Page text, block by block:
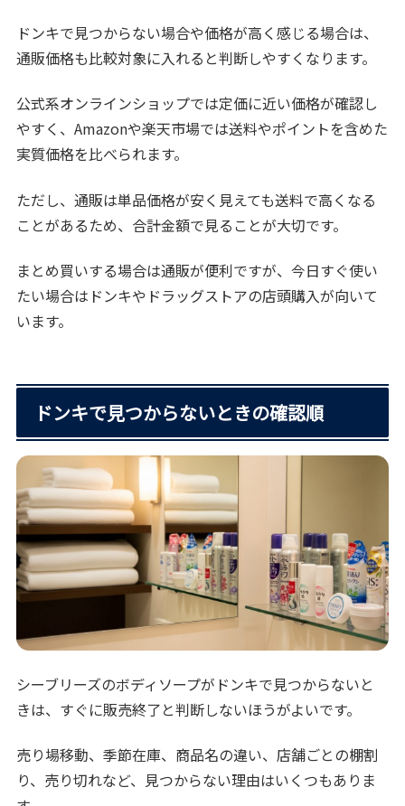
ドンキで見つからない場合や価格が高く感じる場合は、
通販価格も比較対象に入れると判断しやすくなります。
公式系オンラインショップでは定価に近い価格が確認し
やすく、Amazonや楽天市場では送料やポイントを含めた
実質価格を比べられます。
ただし、通販は単品価格が安く見えても送料で高くなる
ことがあるため、合計金額で見ることが大切です。
まとめ買いする場合は通販が便利ですが、今日すぐ使い
たい場合はドンキやドラッグストアの店頭購入が向いて
います。
ドンキで見つからないときの確認順
シーブリーズのボディソープがドンキで見つからないと
きは、すぐに販売終了と判断しないほうがよいです。
売り場移動、季節在庫、商品名の違い、店舗ごとの棚割
り、売り切れなど、見つからない理由はいくつもありま